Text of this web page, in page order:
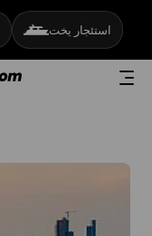
استئجار يخت